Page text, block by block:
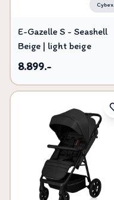
Cybex
E-Gazelle S - Seashell
Beige | light beige
8.899.-